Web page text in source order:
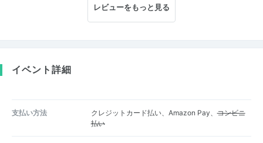
レビューをもっと見る
イベント詳細
支払い方法 クレジットカード払い、Amazon Pay、コンビニ
払い